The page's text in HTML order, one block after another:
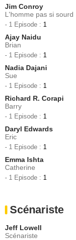
Jim Conroy
L'homme pas si sourd
- 1 Episode : 1
Ajay Naidu
Brian
- 1 Episode : 1
Nadia Dajani
Sue
- 1 Episode : 1
Richard R. Corapi
Barry
- 1 Episode : 1
Daryl Edwards
Eric
- 1 Episode : 1
Emma Ishta
Catherine
- 1 Episode : 1
Scénariste
Jeff Lowell
Scénariste